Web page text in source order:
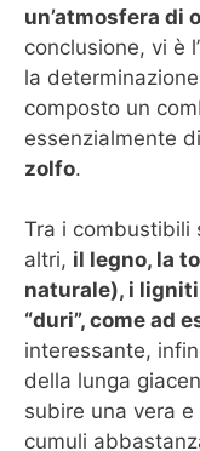
un’atmosfera di
conclusione, vi è l’
la
composto un
essenzialmente di
zolfo.
Tra i combustibili
altri, il legno, la
naturale), i
“duri”, come ad
interessante,
della lunga
subire una vera
cumuli